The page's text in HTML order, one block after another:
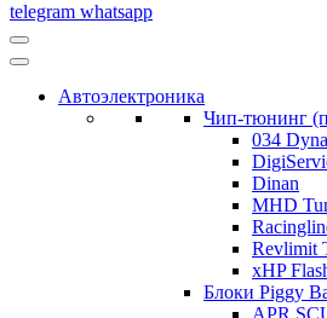
telegram whatsapp
Автоэлектроника
Чип-тюнинг
034
Dinan
MHD
Revlimit
xHP
Блоки Piggy
APR